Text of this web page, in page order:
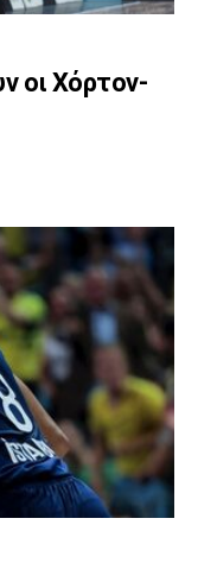
Γιουβέντους
Μαρσέιγ
Τότεναμ
οι Χόρτον-